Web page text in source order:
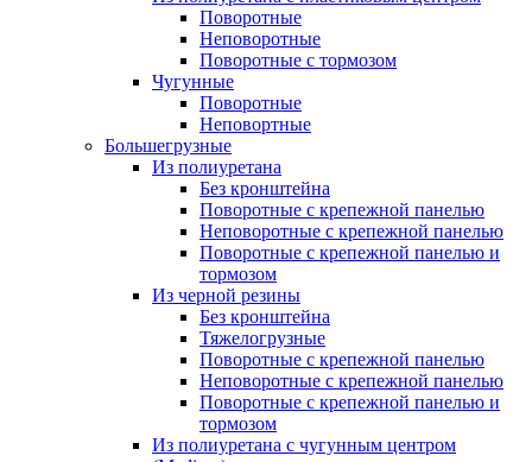
Поворотные
Неповоротные
Поворотные с тормозом
Чугунные
Поворотные
Неповортные
Большегрузные
Из полиуретана
Без кронштейна
Поворотные с крепежной панелью
Неповоротные с крепежной панелью
Поворотные с крепежной панелью и
тормозом
Из черной резины
Без кронштейна
Тяжелогрузные
Поворотные с крепежной панелью
Неповоротные с крепежной панелью
Поворотные с крепежной панелью и
тормозом
Из полиуретана с чугунным центром